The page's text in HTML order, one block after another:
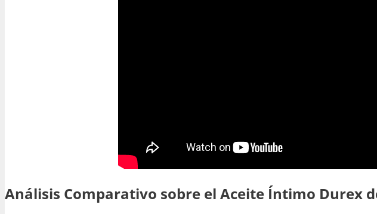
Análisis Comparativo sobre el Aceite Íntimo Durex